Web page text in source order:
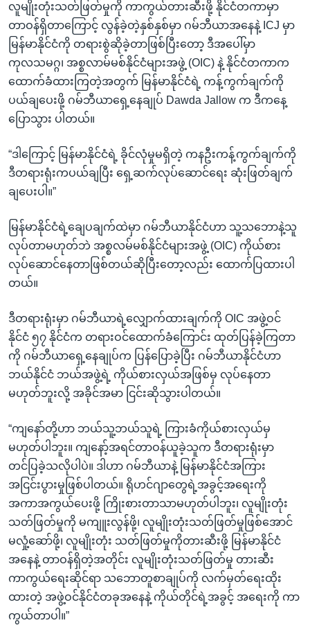
လူမျိုးတုံးသတ်ဖြတ်မှုကို ကာကွယ်တားဆီးဖို့ နိုင်ငံတကာမှာ
တာဝန်ရှိတာကြောင့် လွန်ခဲ့တဲ့နှစ်နှစ်မှာ ဂမ်ဘီယာအနေနဲ့ ICJ မှာ
မြန်မာနိုင်ငံကို တရားစွဲဆိုခဲ့တာဖြစ်ပြီးတော့ ဒီအပေါ်မှာ
ကုလသမဂ္ဂ၊ အစ္စလာမ်မစ်နိုင်ငံများအဖွဲ့ (OIC) နဲ့ နိုင်ငံတကာက
ထောက်ခံထားကြတဲ့အတွက် မြန်မာနိုင်ငံရဲ့ ကန့်ကွက်ချက်ကို
ပယ်ချပေးဖို့ ဂမ်ဘီယာရှေ့နေချုပ် Dawda Jallow က ဒီကနေ့
ပြောသွား ပါတယ်။
“ဒါကြောင့် မြန်မာနိုင်ငံရဲ့ ခိုင်လုံမှုမရှိတဲ့ ကနဦးကန့်ကွက်ချက်ကို
ဒီတရားရုံးကပယ်ချပြီး ရှေ့ဆက်လုပ်ဆောင်ရေး ဆုံးဖြတ်ချက်
ချပေးပါ။”
မြန်မာနိုင်ငံရဲ့ချေပချက်ထဲမှာ ဂမ်ဘီယာနိုင်ငံဟာ သူ့သဘောနဲ့သူ
လုပ်တာမဟုတ်ဘဲ အစ္စလမ်မစ်နိုင်ငံများအဖွဲ့ (OIC) ကိုယ်စား
လုပ်ဆောင်နေတာဖြစ်တယ်ဆိုပြီးတော့လည်း ထောက်ပြထားပါ
တယ်။
ဒီတရားရုံးမှာ ဂမ်ဘီယာရဲ့လျှောက်ထားချက်ကို OIC အဖွဲ့ဝင်
နိုင်ငံ ၅၇ နိုင်ငံက တရားဝင်ထောက်ခံကြောင်း ထုတ်ပြန်ခဲ့ကြတာ
ကို ဂမ်ဘီယာရှေ့နေချုပ်က ပြန်ပြောခဲ့ပြီး ဂမ်ဘီယာနိုင်ငံဟာ
ဘယ်နိုင်ငံ ဘယ်အဖွဲ့ရဲ့ ကိုယ်စားလှယ်အဖြစ်မှ လုပ်နေတာ
မဟုတ်ဘူးလို့ အခိုင်အမာ ငြင်းဆိုသွားပါတယ်။
“ကျနော်တို့ဟာ ဘယ်သူ့ဘယ်သူရဲ့ ကြားခံကိုယ်စားလှယ်မှ
မဟုတ်ပါဘူး။ ကျနော့်အရင်တာဝန်ယူခဲ့သူက ဒီတရားရုံးမှာ
တင်ပြခဲ့သလိုပါပဲ။ ဒါဟာ ဂမ်ဘီယာနဲ့ မြန်မာနိုင်ငံအကြား
အငြင်းပွားမှုဖြစ်ပါတယ်။ ရိုဟင်ဂျာတွေရဲ့အခွင့်အရေးကို
အကာအကွယ်ပေးဖို့ ကြိုးစားတာသာမဟုတ်ပါဘူး၊ လူမျိုးတုံး
သတ်ဖြတ်မှုကို မကျူးလွန်ဖို့၊ လူမျိုးတုံးသတ်ဖြတ်မှုဖြစ်အောင်
မလှုံ့ဆော်ဖို့၊ လူမျိုးတုံး သတ်ဖြတ်မှုကိုတားဆီးဖို့ မြန်မာနိုင်ငံ
အနေနဲ့ တာဝန်ရှိတဲ့အတိုင်း လူမျိုးတုံးသတ်ဖြတ်မှု တားဆီး
ကာကွယ်ရေးဆိုင်ရာ သဘောတူစာချုပ်ကို လက်မှတ်ရေးထိုး
ထားတဲ့ အဖွဲ့ဝင်နိုင်ငံတခုအနေနဲ့ ကိုယ်တိုင်ရဲ့အခွင့် အရေးကို ကာ
ကွယ်တာပါ။”